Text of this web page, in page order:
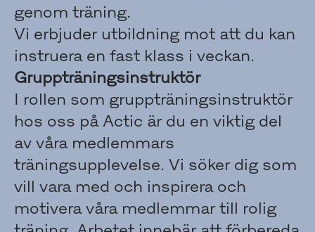
genom träning.
Vi erbjuder utbildning mot att du kan
instruera en fast klass i veckan.
Gruppträningsinstruktör
I rollen som gruppträningsinstruktör
hos oss på Actic är du en viktig del
av våra medlemmars
träningsupplevelse. Vi söker dig som
vill vara med och inspirera och
motivera våra medlemmar till rolig